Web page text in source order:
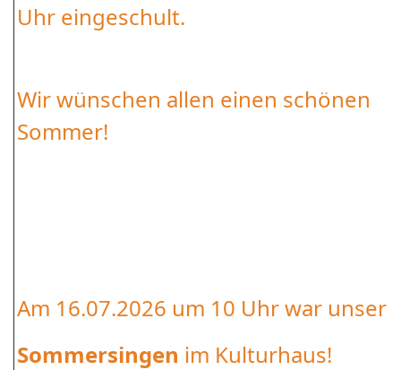
Uhr eingeschult.
Wir wünschen allen einen schönen
Sommer!
Am 16.07.2026 um 10 Uhr war unser
Sommersingen im Kulturhaus!